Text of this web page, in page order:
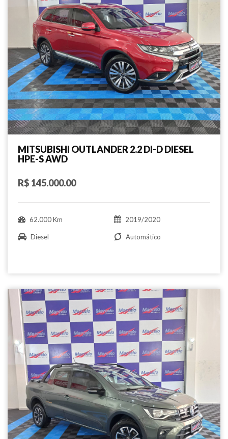
MITSUBISHI OUTLANDER 2.2 DI-D DIESEL
HPE-S AWD
R$ 145.000.00
62.000 Km 2019/2020
Diesel Automático